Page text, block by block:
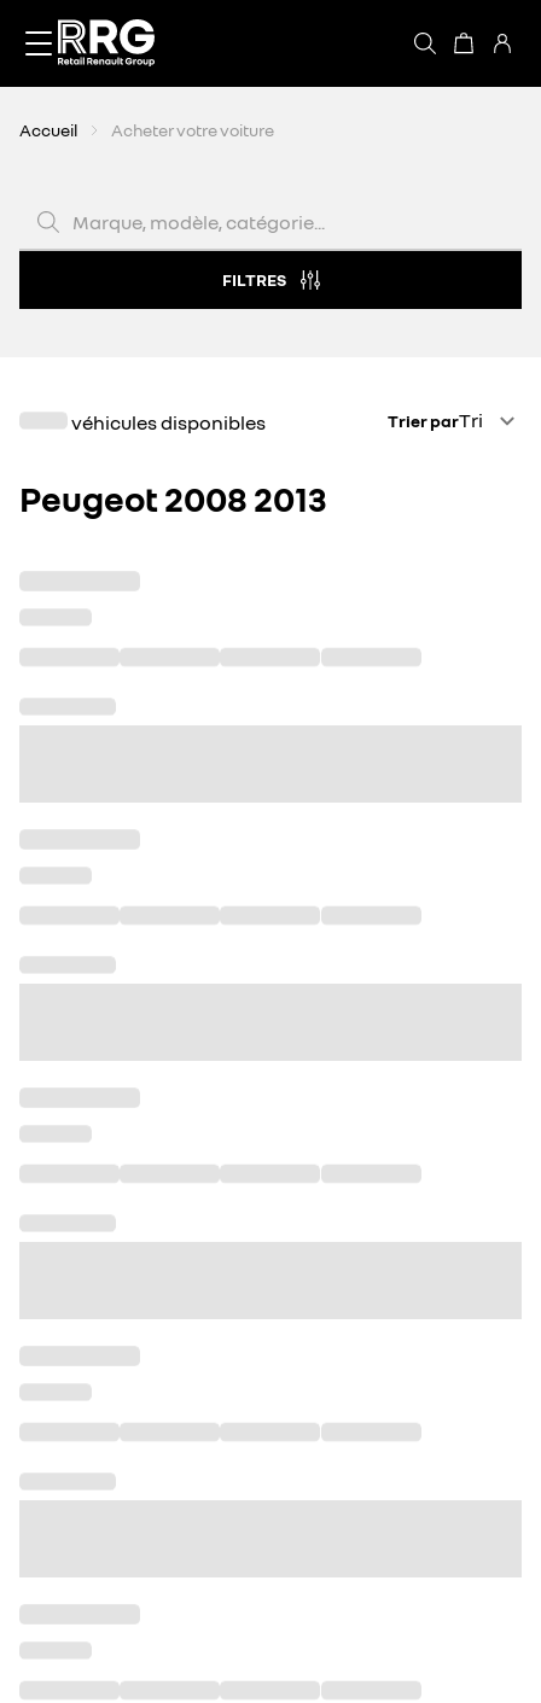
Accueil Acheter votre voiture
FILTRES
véhicules disponibles Trier parTri
Peugeot 2008 2013